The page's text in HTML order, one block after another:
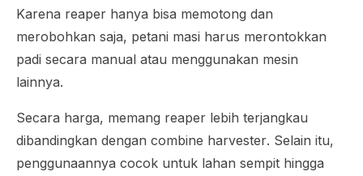
Karena reaper hanya bisa memotong dan
merobohkan saja, petani masi harus merontokkan
padi secara manual atau menggunakan mesin
lainnya.
Secara harga, memang reaper lebih terjangkau
dibandingkan dengan combine harvester. Selain itu,
penggunaannya cocok untuk lahan sempit hingga